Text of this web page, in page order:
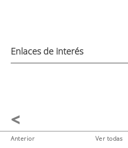
Enlaces de interés
Anterior Ver todas